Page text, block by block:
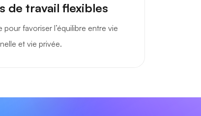
de travail flexibles
favoriser l’équilibre entre vie
et vie privée.